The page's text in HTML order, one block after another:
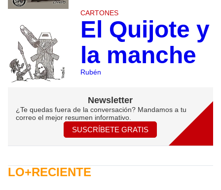
CARTONES
El Quijote y
la manche
Rubén
Newsletter
¿Te quedas fuera de la conversación? Mandamos a tu
correo el mejor resumen informativo.
SUSCRÍBETE GRATIS
LO+RECIENTE